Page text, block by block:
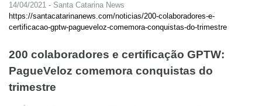
14/04/2021 - Santa Catarina News
https://santacatarinanews.com/noticias/200-colaboradores-e-
certificacao-gptw-pagueveloz-comemora-conquistas-do-trimestre
200 colaboradores e certificação GPTW:
PagueVeloz comemora conquistas do
trimestre